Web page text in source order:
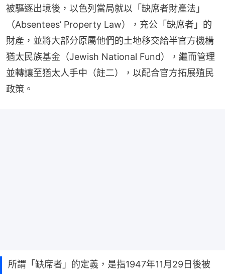
被驅逐出境後，以色列當局就以「缺席者財產法」
（Absentees’ Property Law），充公「缺席者」的
財產，並將大部分原屬他們的土地移交給半官方機構
猶太民族基金（Jewish National Fund），繼而管理
並轉讓至猶太人手中（註二），以配合官方拓展殖民
政策。
所謂「缺席者」的定義，是指1947年11月29日後被